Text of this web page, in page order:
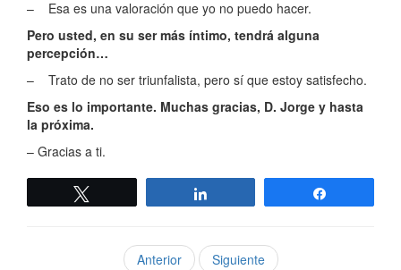
– Esa es una valoración que yo no puedo hacer.
Pero usted, en su ser más íntimo, tendrá alguna
percepción…
– Trato de no ser triunfalista, pero sí que estoy satisfecho.
Eso es lo importante. Muchas gracias, D. Jorge y hasta
la próxima.
– Gracias a ti.
Anterior Siguiente